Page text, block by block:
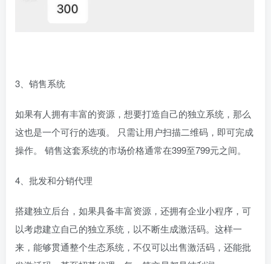
3、销售系统
如果有人拥有丰富的资源，想要打造自己的独立系统，那么
这也是一个可行的选项。 只需让用户扫描二维码，即可完成
操作。 销售这套系统的市场价格通常在399至799元之间。
4、批发和分销代理
搭建独立后台，如果具备丰富资源，还拥有企业小程序，可
以考虑建立自己的独立系统，以不断生成激活码。这样一
来，能够贯通整个生态系统，不仅可以出售激活码，还能批